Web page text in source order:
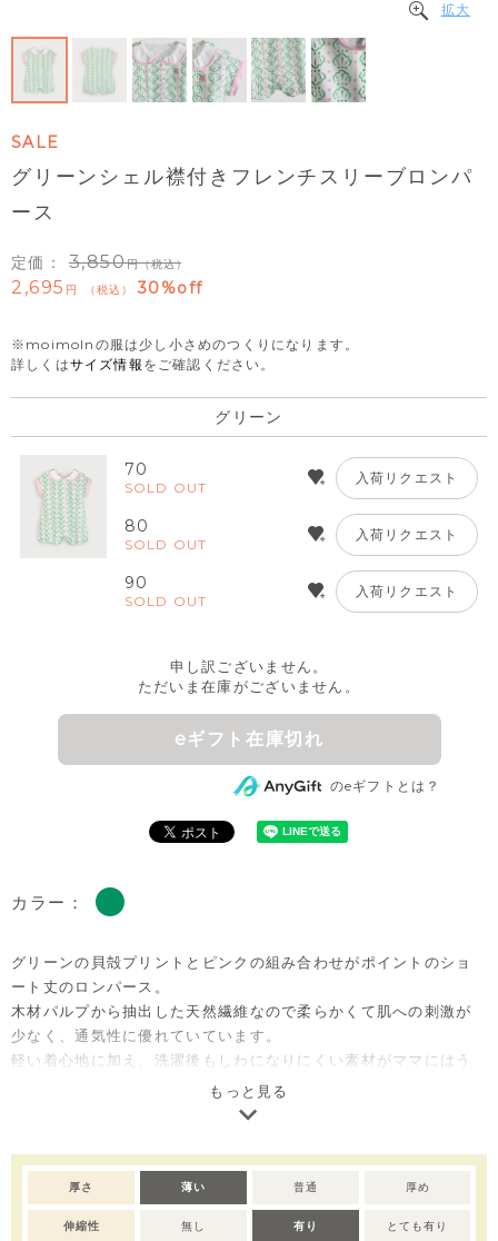
拡大
SALE
グリーンシェル襟付きフレンチスリーブロンパ
ース
定価： 3,850 （税込）
2,695 税込 30%off
※moimolnの服は少し小さめのつくりになります。
詳しくはサイズ情報 をご確認ください。
グリーン
70
SOLD OUT
入荷リクエスト
80
SOLD OUT
入荷リクエスト
90
SOLD OUT
入荷リクエスト
申し訳ございません。
ただいま在庫がございません。
eギフト在庫切れ
のeギフトとは？
カラー：
グリーンの貝殻プリントとピンクの組み合わせがポイントのショ
ート丈のロンパース。
木材パルプから抽出した天然繊維なので柔らかくて肌への刺激が
少なく、通気性に優れていています。
軽い着心地に加え、洗濯後もしわになりにくい素材がママにはう
出産準備用のほかに、出産祝いのベビー服ギフトとしても大変喜
※全サイズ：スナップボタン全開き。
※デリケートな素材を使用しているため、乾燥機のご使用はお控
えいただくことをおすすめします。
もっと見る
厚さ 薄い 普通 厚め
伸縮性 無し 有り とても有り